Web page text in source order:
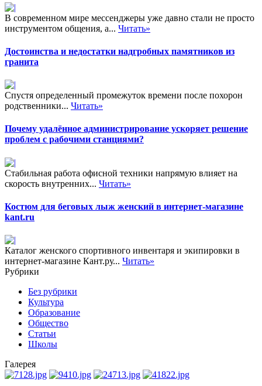
В современном мире мессенджеры уже давно стали не просто
инструментом общения, а... Читать»
Достоинства и недостатки надгробных памятников из
гранита
Спустя определенный промежуток времени после похорон
родственники... Читать»
Почему удалённое администрирование ускоряет решение
проблем с рабочими станциями?
Стабильная работа офисной техники напрямую влияет на
скорость внутренних... Читать»
Костюм для беговых лыж женский в интернет-магазине
kant.ru
Каталог женского спортивного инвентаря и экипировки в
интернет-магазине Кант.ру... Читать»
Рубрики
Без рубрики
Культура
Образование
Общество
Статьи
Школы
Галерея